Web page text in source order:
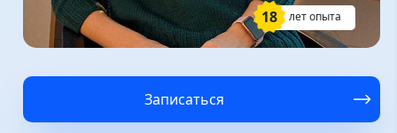
18 лет опыта
Записаться